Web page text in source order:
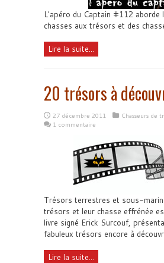
L'apéro du Captain #112 aborde
chasses aux trésors et des
Lire la suite...
20 trésors à
27 décembre 2011
Chasseurs de
1 commentaire
Trésors terrestres et sous-
trésors et leur chasse effrénée
livre signé Erick Surcouf,
fabuleux trésors encore à
Lire la suite...